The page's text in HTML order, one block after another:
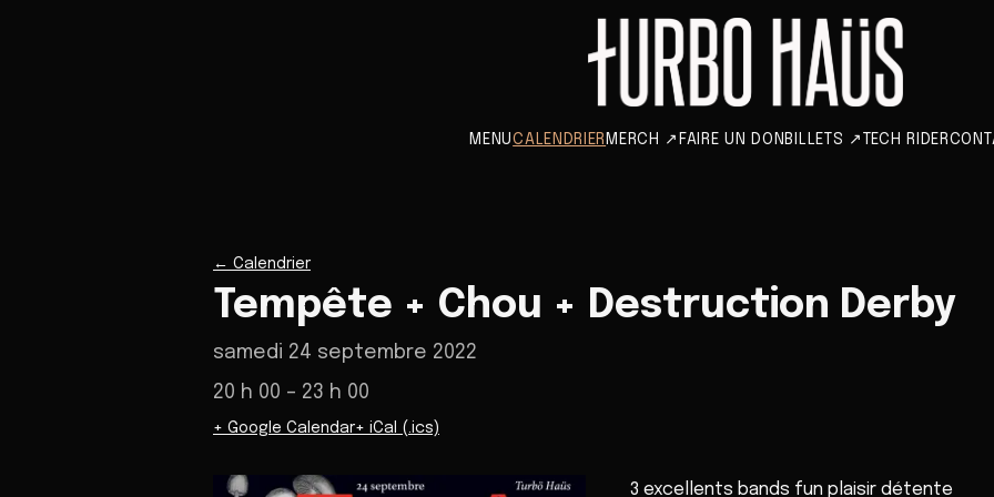
MENUCALENDRIER MERCH ↗ FAIRE UN DON BILLETS ↗ TECH RIDER
← Calendrier
Tempête + Chou + Destruction Derby
samedi 24 septembre 2022
20 h 00 – 23 h 00
+ Google Calendar+ iCal (.ics)
3 excellents bands fun plaisir détente